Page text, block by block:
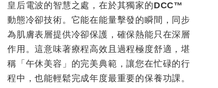
皇后電波的智慧之處，在於其獨家的DCC™
動態冷卻技術。它能在能量擊發的瞬間，同步
為肌膚表層提供冷卻保護，確保熱能只在深層
作用。這意味著療程高效且過程極度舒適 ，堪
稱「午休美容」的完美典範，讓您在忙碌的行
程中，也能輕鬆完成年度最重要的保養功課。